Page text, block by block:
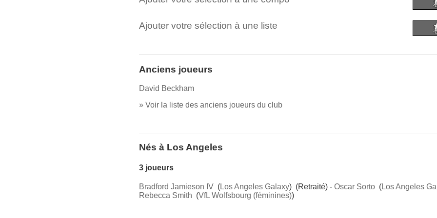
Ajouter votre sélection à une liste
Anciens joueurs
David Beckham
» Voir la liste des anciens joueurs du club
Nés à Los Angeles
3 joueurs
Bradford Jamieson IV(Los Angeles Galaxy) (Retraité) - Oscar Sorto(Los Angeles
Rebecca Smith (VfL Wolfsbourg (féminines))